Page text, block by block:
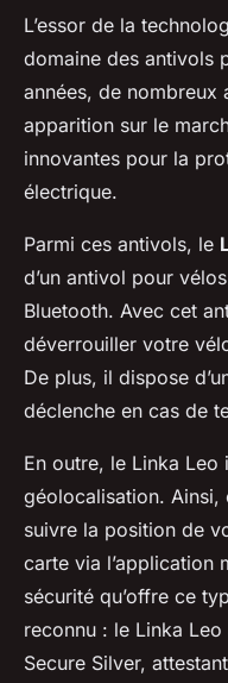
L’essor de la
domaine des antivols
années, de
apparition sur le
innovantes pour la
électrique.
Parmi ces antivols, le
d’un antivol pour
Bluetooth. Avec cet
déverrouiller votre
De plus, il dispose
déclenche en cas de
En outre, le Linka Leo
géolocalisation.
suivre la position de
carte via l’application
sécurité qu’offre ce
reconnu : le Linka
Secure Silver,